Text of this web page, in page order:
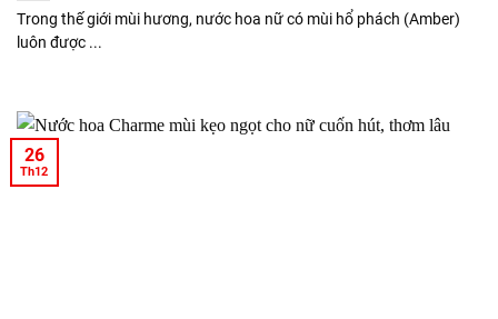
Trong thế giới mùi hương, nước hoa nữ có mùi hổ phách (Amber)
luôn được ...
26
Th12